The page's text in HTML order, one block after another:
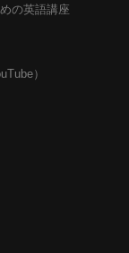
の英語講座
）